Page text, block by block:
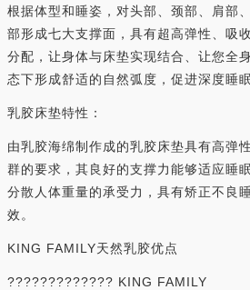
根据体型和睡姿，对头部、颈部、肩部
部形成七大支撑面，具有超高弹性、吸
分配，让身体与床垫实现结合、让您全
态下形成舒适的自然弧度，促进深度睡眠
乳胶床垫特性：
由乳胶海绵制作成的乳胶床垫具有高弹
群的要求，其良好的支撑力能够适应睡
分散人体重量的承受力，具有矫正不良
效。
KING FAMILY天然乳胶优点
????????????? KING FAMILY